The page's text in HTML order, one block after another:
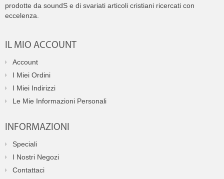
prodotte da soundS e di svariati articoli cristiani ricercati con
eccelenza.
IL MIO ACCOUNT
Account
I Miei Ordini
I Miei Indirizzi
Le Mie Informazioni Personali
INFORMAZIONI
Speciali
I Nostri Negozi
Contattaci